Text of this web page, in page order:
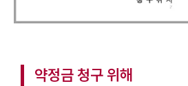
약정금 청구 위해